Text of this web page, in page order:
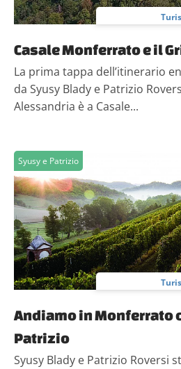
Casale Monferrato e il
La prima tappa dell’itinerario
da Syusy Blady e Patrizio
Alessandria è a Casale...
Syusy e Patrizio
Andiamo in Monferrato
Patrizio
Syusy Blady e Patrizio Roversi